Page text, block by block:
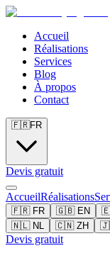
Accueil
Réalisations
Services
Blog
À propos
Contact
🇫🇷FR
Devis gratuit
AccueilRéalisations
🇫🇷 FR 🇬🇧 EN
🇳🇱 NL 🇨🇳 ZH
Devis gratuit